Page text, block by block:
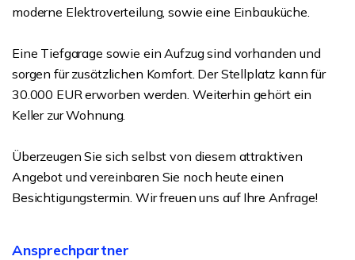
moderne Elektroverteilung, sowie eine Einbauküche.
Eine Tiefgarage sowie ein Aufzug sind vorhanden und
sorgen für zusätzlichen Komfort. Der Stellplatz kann für
30.000 EUR erworben werden. Weiterhin gehört ein
Keller zur Wohnung.
Überzeugen Sie sich selbst von diesem attraktiven
Angebot und vereinbaren Sie noch heute einen
Besichtigungstermin. Wir freuen uns auf Ihre Anfrage!
Ansprechpartner